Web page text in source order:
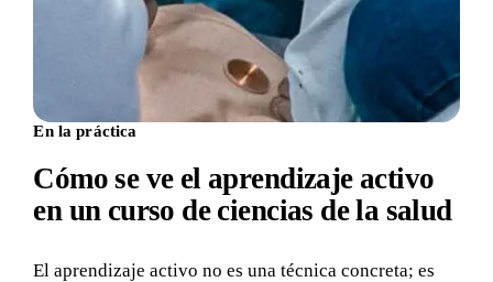
En la práctica
Cómo se ve el aprendizaje activo
en un curso de ciencias de la salud
El aprendizaje activo no es una técnica concreta; es